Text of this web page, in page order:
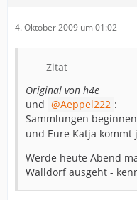
4. Oktober 2009 um 01:02
Zitat
Original von h4e
und
Aeppel222 :
Sammlungen
und Eure Katja kommt
Werde heute Abend
Walldorf ausgeht -